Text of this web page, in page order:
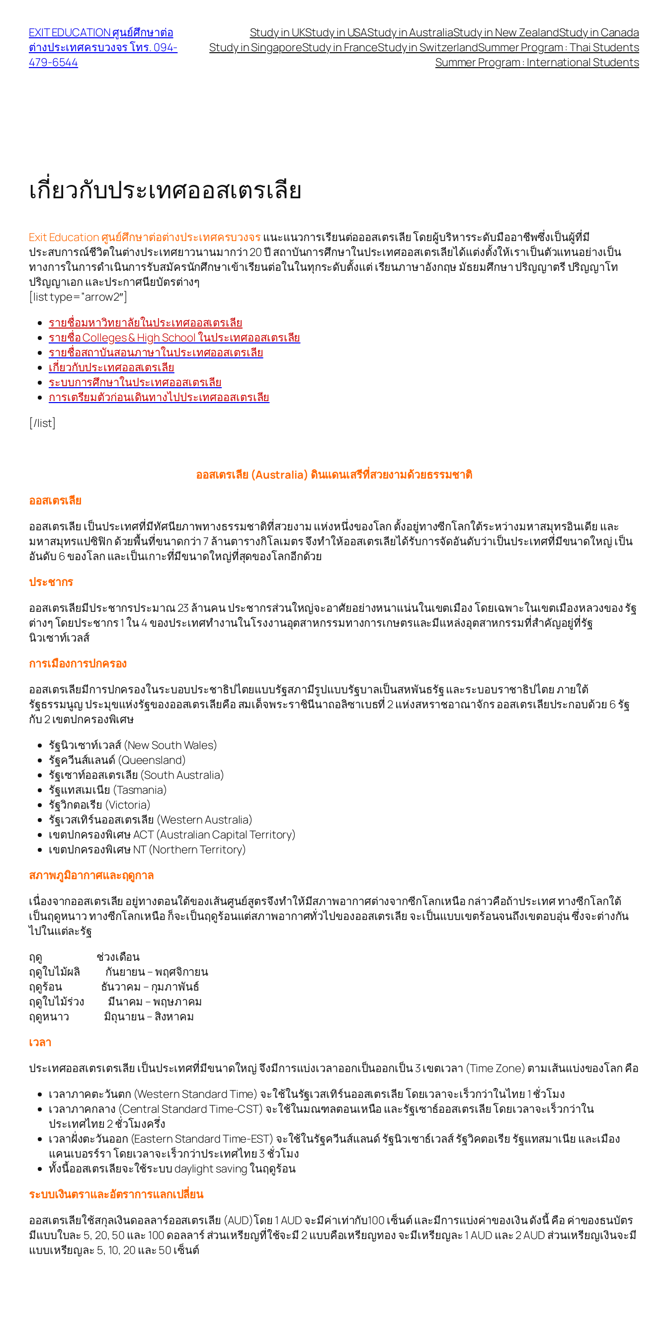
content
EXIT EDUCATION ศูนย์ศึกษาต่อ
ต่างประเทศครบวงจร โทร. 094-
479-6544
Study in UKStudy in USAStudy in AustraliaStudy in New ZealandStudy in Canada
Study in SingaporeStudy in FranceStudy in SwitzerlandSummer Program : Thai Students
Summer Program : International Students
เกี่ยวกับประเทศออสเตรเลีย
Exit Education ศูนย์ศึกษาต่อต่างประเทศครบวงจร แนะแนวการเรียนต่อออสเตรเลีย โดยผู้บริหารระดับมืออาชีพซึ่งเป็นผู้ที่มี
ประสบการณ์ชีวิตในต่างประเทศยาวนานมากว่า 20 ปี สถาบันการศึกษาในประเทศออสเตรเลียได้แต่งตั้งให้เราเป็นตัวแทนอย่างเป็น
ทางการในการดำเนินการรับสมัครนักศึกษาเข้าเรียนต่อในในทุกระดับตั้งแต่ เรียนภาษาอังกฤษ มัธยมศึกษา ปริญญาตรี ปริญญาโท
ปริญญาเอก และประกาศนียบัตรต่างๆ
[list type=”arrow2″]
รายชื่อมหาวิทยาลัยในประเทศออสเตรเลีย
รายชื่อ Colleges & High School ในประเทศออสเตรเลีย
รายชื่อสถาบันสอนภาษาในประเทศออสเตรเลีย
เกี่ยวกับประเทศออสเตรเลีย
ระบบการศึกษาในประเทศออสเตรเลีย
การเตรียมตัวก่อนเดินทางไปประเทศออสเตรเลีย
[/list]
ออสเตรเลีย (Australia) ดินแดนเสรีที่สวยงามด้วยธรรมชาติ
ออสเตรเลีย
ออสเตรเลีย เป็นประเทศที่มีทัศนียภาพทางธรรมชาติที่สวยงาม แห่งหนึ่งของโลก ตั้งอยู่ทางซีกโลกใต้ระหว่างมหาสมุทรอินเดีย และ
มหาสมุทรแปซิฟิก ด้วยพื้นที่ขนาดกว่า 7 ล้านตารางกิโลเมตร จึงทำให้ออสเตรเลียได้รับการจัดอันดับว่าเป็นประเทศที่มีขนาดใหญ่ เป็น
อันดับ 6 ของโลก และเป็นเกาะที่มีขนาดใหญ่ที่สุดของโลกอีกด้วย
ประชากร
ออสเตรเลียมีประชากรประมาณ 23 ล้านคน ประชากรส่วนใหญ่จะอาศัยอย่างหนาแน่นในเขตเมือง โดยเฉพาะในเขตเมืองหลวงของ รัฐ
ต่างๆ โดยประชากร 1 ใน 4 ของประเทศทำงานในโรงงานอุตสาหกรรมทางการเกษตรและมีแหล่งอุตสาหกรรมที่สำคัญอยู่ที่รัฐ
นิวเซาท์เวลส์
การเมืองการปกครอง
ออสเตรเลียมีการปกครองในระบอบประชาธิปไตยแบบรัฐสภามีรูปแบบรัฐบาลเป็นสหพันธรัฐ และระบอบราชาธิปไตย ภายใต้
รัฐธรรมนูญ ประมุขแห่งรัฐของออสเตรเลียคือ สมเด็จพระราชินีนาถอลิซาเบธที่ 2 แห่งสหราชอาณาจักร ออสเตรเลียประกอบด้วย 6 รัฐ
กับ 2 เขตปกครองพิเศษ
รัฐนิวเซาท์เวลส์ (New South Wales)
รัฐควีนส์แลนด์ (Queensland)
รัฐเซาท์ออสเตรเลีย (South Australia)
รัฐแทสเมเนีย (Tasmania)
รัฐวิกตอเรีย (Victoria)
รัฐเวสเทิร์นออสเตรเลีย (Western Australia)
เขตปกครองพิเศษ ACT (Australian Capital Territory)
เขตปกครองพิเศษ NT (Northern Territory)
สภาพภูมิอากาศและฤดูกาล
เนื่องจากออสเตรเลีย อยู่ทางตอนใต้ของเส้นศูนย์สูตรจึงทำให้มีสภาพอากาศต่างจากซีกโลกเหนือ กล่าวคือถ้าประเทศ ทางซีกโลกใต้
เป็นฤดูหนาว ทางซีกโลกเหนือ ก็จะเป็นฤดูร้อนแต่สภาพอากาศทั่วไปของออสเตรเลีย จะเป็นแบบเขตร้อนจนถึงเขตอบอุ่น ซึ่งจะต่างกัน
ไปในแต่ละรัฐ
ฤดู ช่วงเดือน
ฤดูใบไม้ผลิ กันยายน – พฤศจิกายน
ฤดูร้อน ธันวาคม – กุมภาพันธ์
ฤดูใบไม้ร่วง มีนาคม – พฤษภาคม
ฤดูหนาว มิถุนายน – สิงหาคม
เวลา
ประเทศออสเตรเตรเลีย เป็นประเทศที่มีขนาดใหญ่ จึงมีการแบ่งเวลาออกเป็นออกเป็น 3 เขตเวลา (Time Zone) ตามเส้นแบ่งของโลก คือ
เวลาภาคตะวันตก (Western Standard Time) จะใช้ในรัฐเวสเทิร์นออสเตรเลีย โดยเวลาจะเร็วกว่าในไทย 1 ชั่วโมง
เวลาภาคกลาง (Central Standard Time-CST) จะใช้ในมณฑลตอนเหนือ และรัฐเซาธ์ออสเตรเลีย โดยเวลาจะเร็วกว่าใน
ประเทศไทย 2 ชั่วโมงครึ่ง
เวลาฝั่งตะวันออก (Eastern Standard Time-EST) จะใช้ในรัฐควีนส์แลนด์ รัฐนิวเซาธ์เวลส์ รัฐวิคตอเรีย รัฐแทสมาเนีย และเมือง
แคนเบอรร์รา โดยเวลาจะเร็วกว่าประเทศไทย 3 ชั่วโมง
ทั้งนี้ออสเตรเลียจะใช้ระบบ daylight saving ในฤดูร้อน
ระบบเงินตราและอัตราการแลกเปลี่ยน
ออสเตรเลียใช้สกุลเงินดอลลาร์ออสเตรเลีย (AUD)โดย 1 AUD จะมีค่าเท่ากับ100 เซ็นต์ และมีการแบ่งค่าของเงิน ดังนี้ คือ ค่าของธนบัตร
มีแบบใบละ 5, 20, 50 และ 100 ดอลลาร์ ส่วนเหรียญที่ใช้จะมี 2 แบบคือเหรียญทอง จะมีเหรียญละ 1 AUD และ 2 AUD ส่วนเหรียญเงินจะมี
แบบเหรียญละ 5, 10, 20 และ 50 เซ็นต์